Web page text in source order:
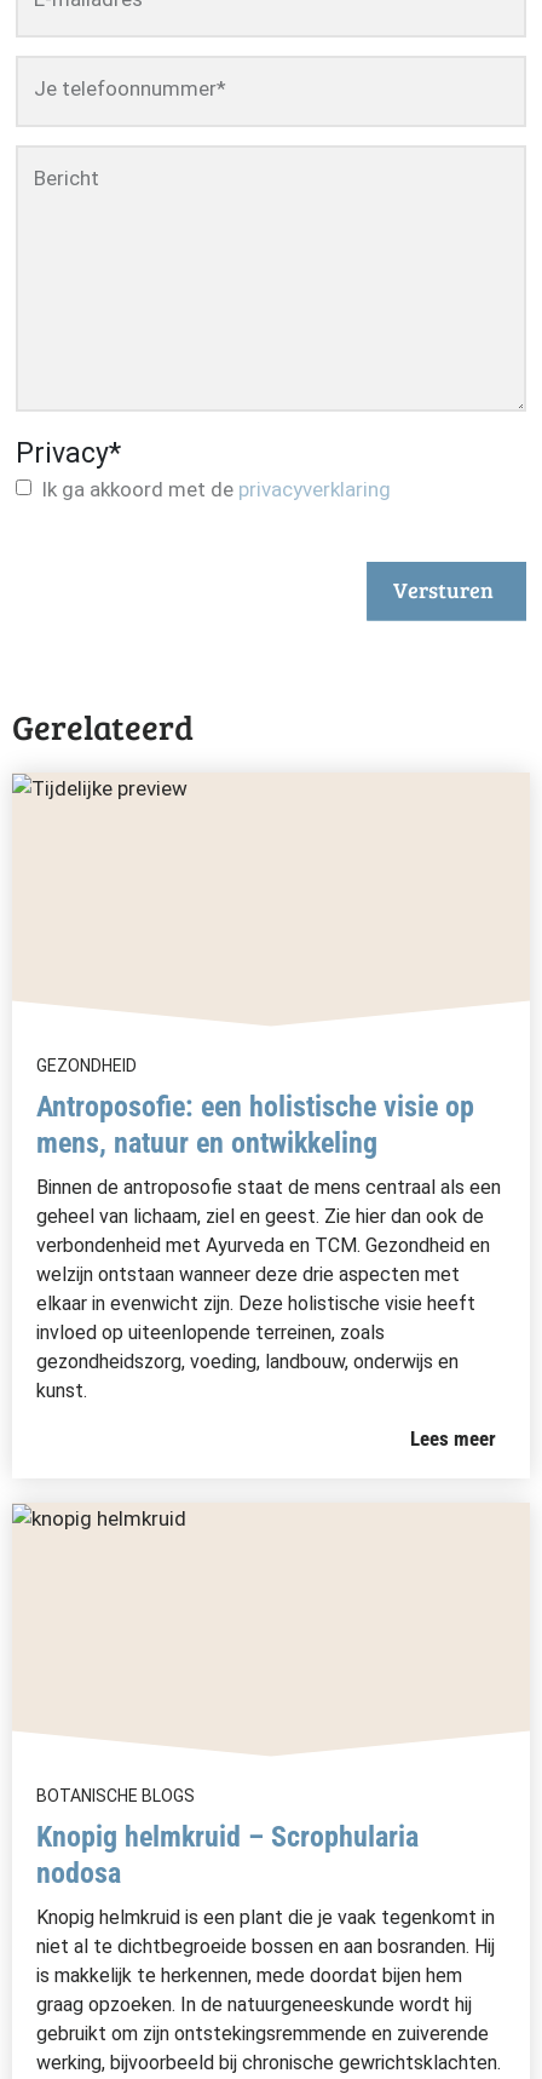
Je telefoonnummer*
Bericht
Privacy*
Ik ga akkoord met de privacyverklaring
Versturen
Gerelateerd
GEZONDHEID
Antroposofie: een holistische visie op
mens, natuur en ontwikkeling
Binnen de antroposofie staat de mens centraal als een
geheel van lichaam, ziel en geest. Zie hier dan ook de
verbondenheid met Ayurveda en TCM. Gezondheid en
welzijn ontstaan wanneer deze drie aspecten met
elkaar in evenwicht zijn. Deze holistische visie heeft
invloed op uiteenlopende terreinen, zoals
gezondheidszorg, voeding, landbouw, onderwijs en
kunst.
Lees meer
BOTANISCHE BLOGS
Knopig helmkruid – Scrophularia
nodosa
Knopig helmkruid is een plant die je vaak tegenkomt in
niet al te dichtbegroeide bossen en aan bosranden. Hij
is makkelijk te herkennen, mede doordat bijen hem
graag opzoeken. In de natuurgeneeskunde wordt hij
gebruikt om zijn ontstekingsremmende en zuiverende
werking, bijvoorbeeld bij chronische gewrichtsklachten.